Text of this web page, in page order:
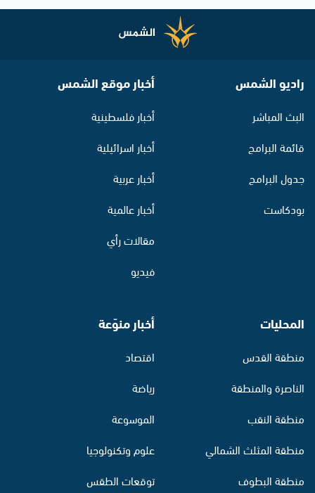
راديو الشمس
البث المباشر
قائمة البرامج
جدول البرامج
بودكاست
أخبار موقع الشمس
أخبار فلسطينية
أخبار اسرائيلية
أخبار عربية
أخبار عالمية
مقالات رأي
فيديو
المحليات
منطقة القدس
الناصرة والمنطقة
منطقة النقب
منطقة المثلث الشمالي
منطقة البطوف
أخبار منوّعة
اقتصاد
رياضة
الموسوعة
علوم وتكنولوجيا
توقعات الطقس